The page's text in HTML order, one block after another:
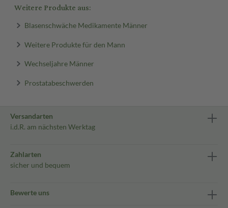
Weitere Produkte aus:
Blasenschwäche Medikamente Männer
Weitere Produkte für den Mann
Wechseljahre Männer
Prostatabeschwerden
Versandarten
i.d.R. am nächsten Werktag
Zahlarten
sicher und bequem
Bewerte uns